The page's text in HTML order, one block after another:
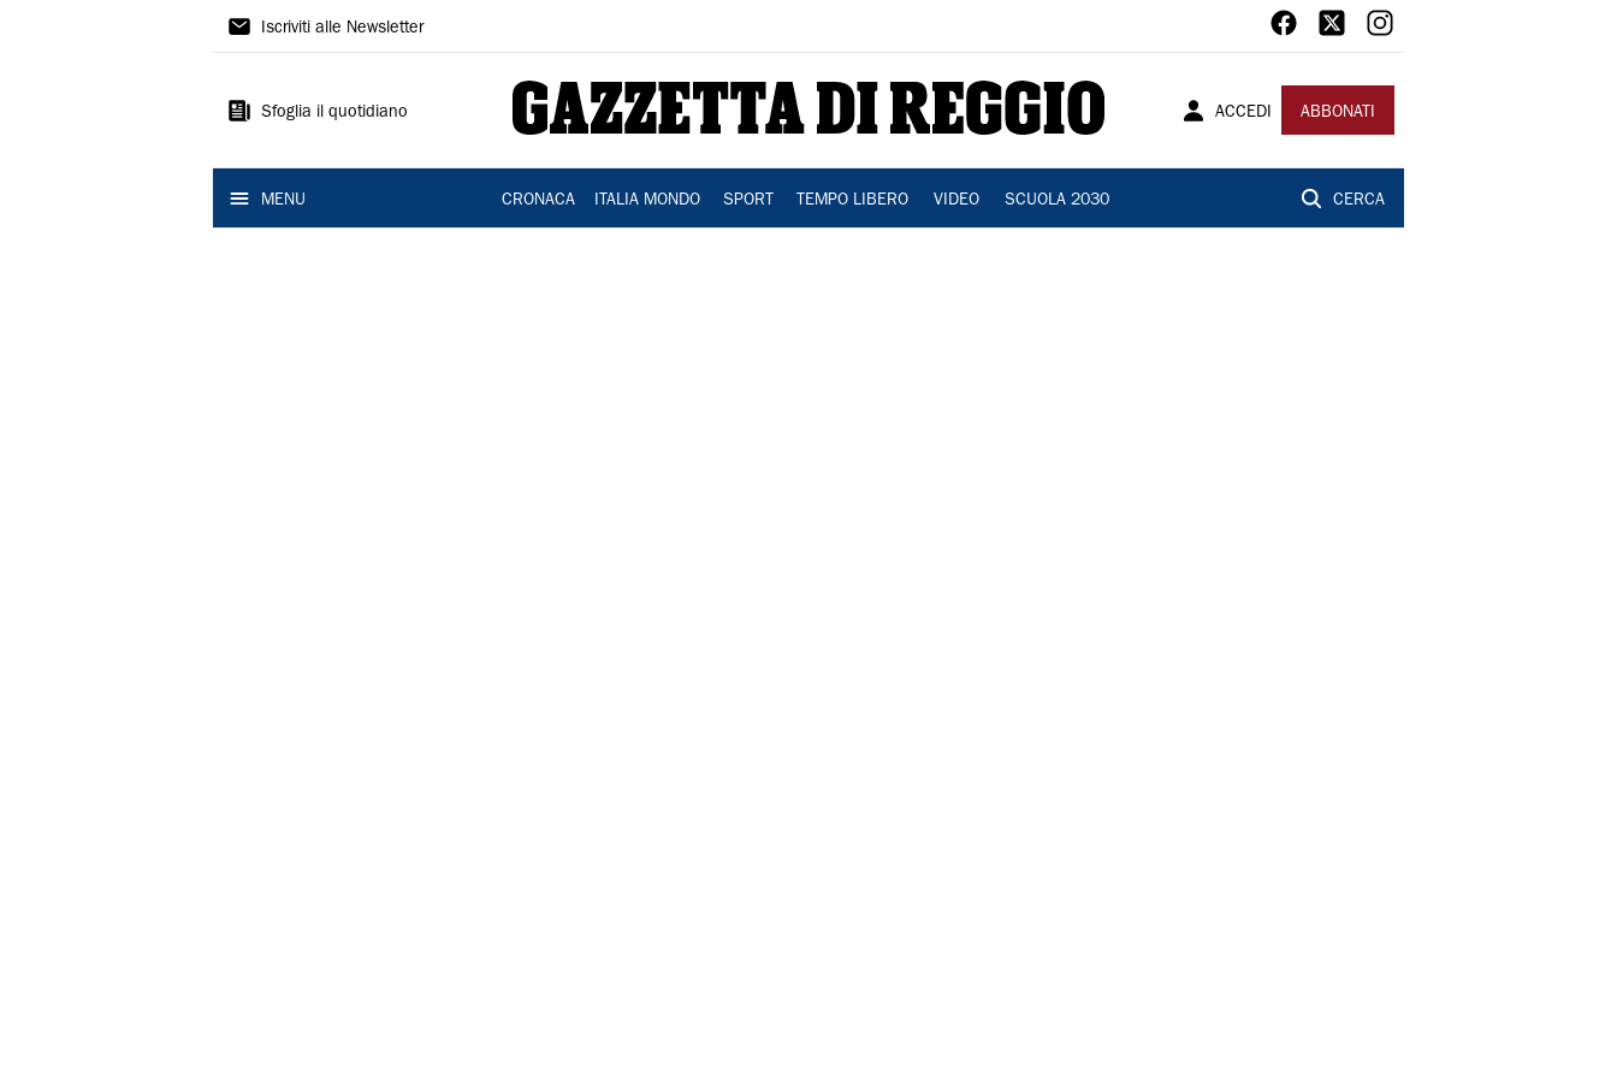
Gazzetta
Reggio
Iscriviti alle Newsletter
Sfoglia il quotidiano ACCEDI ABBONATI
MENU CRONACA ITALIA MONDO SPORT TEMPO LIBERO VIDEO SCUOLA 2030 CERCA